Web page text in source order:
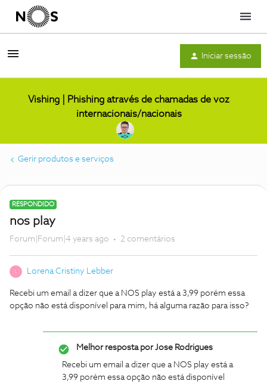
Menu
Iniciar sessão
Vishing | Phishing através de chamadas de voz
internacionais/nacionais
Gerir produtos e serviços
RESPONDIDO
nos play
Forum|Forum|4 years ago 2 comentários
Lorena Cristiny Lebber
Recebi um email a dizer que a NOS play está a 3,99 porém essa
opção não está disponível para mim, há alguma razão para isso?
Melhor resposta porJose Rodrigues
Recebi um email a dizer que a NOS play está a
3,99 porém essa opção não está disponível